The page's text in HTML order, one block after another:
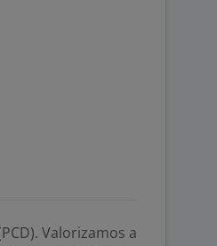
Valorizamos a